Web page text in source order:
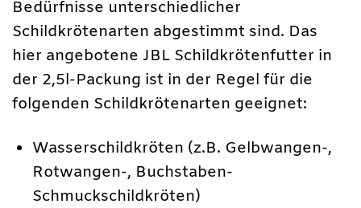
Bedürfnisse unterschiedlicher
Schildkrötenarten abgestimmt sind. Das
hier angebotene JBL Schildkrötenfutter in
der 2,5l-Packung ist in der Regel für die
folgenden Schildkrötenarten geeignet:
Wasserschildkröten (z.B. Gelbwangen-,
Rotwangen-, Buchstaben-
Schmuckschildkröten)